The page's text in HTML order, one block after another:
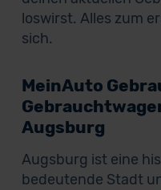
loswirst. Alles zum
sich.
MeinAuto
Augsburg
Augsburg ist eine
bedeutende Stadt